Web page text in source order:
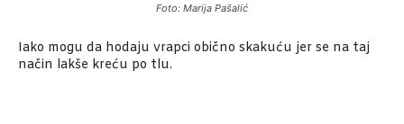
Foto: Marija Pašalić
Iako mogu da hodaju vrapci obično skakuću jer se na taj
način lakše kreću po tlu.